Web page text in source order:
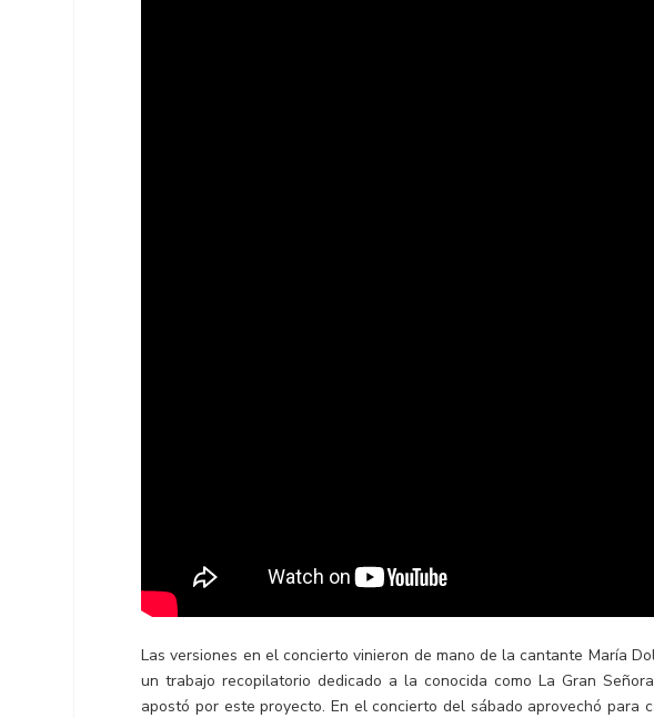
Las versiones en el concierto vinieron de mano de la cantante María
un trabajo recopilatorio dedicado a la conocida como La Gran
apostó por este proyecto. En el concierto del sábado aprovechó para